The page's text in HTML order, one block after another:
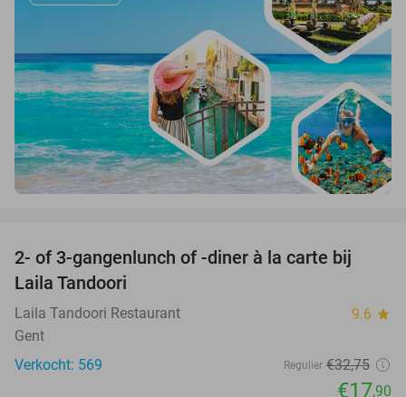
45%
2- of 3-gangenlunch of -diner à la carte bij
Laila Tandoori
Laila Tandoori Restaurant 9.6 star
Gent
Verkocht: 569
Regulier €32,75
€17,90